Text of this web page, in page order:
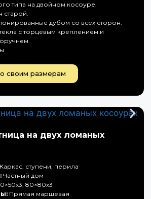
типа на двойном косоуре.
старой.
дубом со всех сторон.
с торцевым креплением и
своим размерам
на двух ломаных
Каркас, ступени, перила
Частный дом
80×80х3
Прямая маршевая